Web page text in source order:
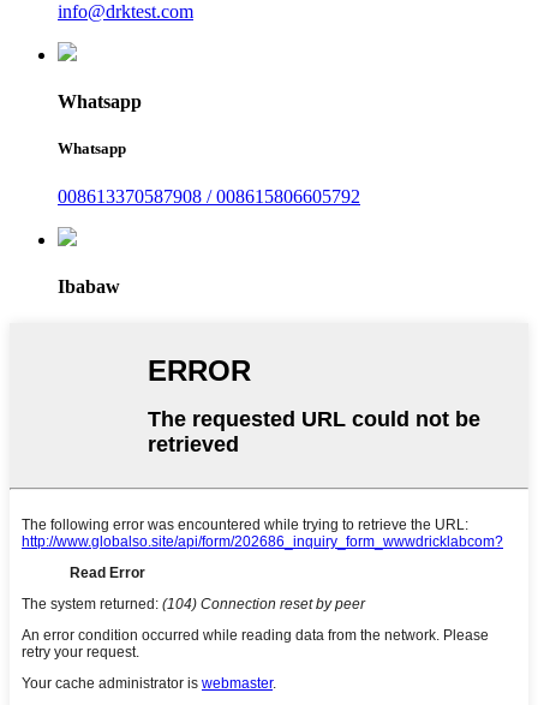
info@drktest.com
Whatsapp
Whatsapp
008613370587908 / 008615806605792
Ibabaw